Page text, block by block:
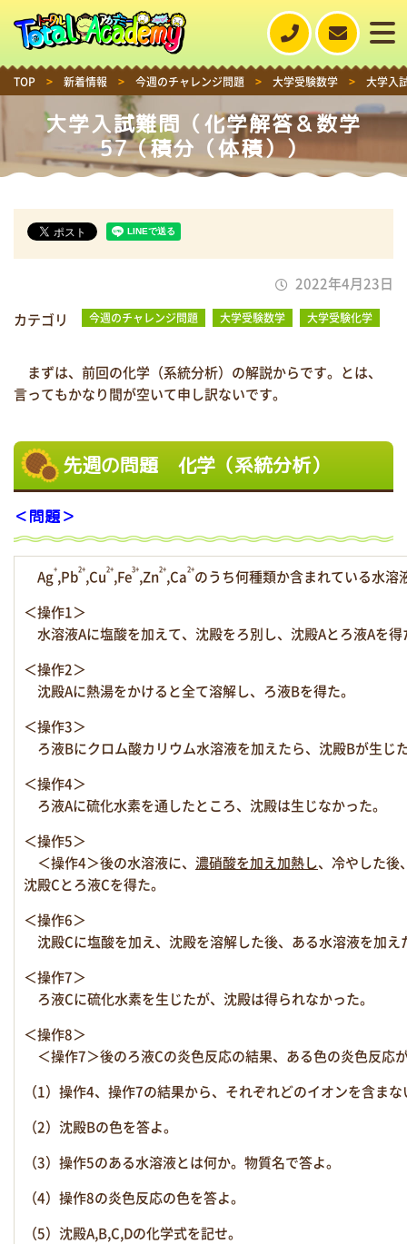
TOP > 新着情報 > 今週のチャレンジ問題 > 大学受験数学 > 大学入
大学入試難問（化学解答＆数学
57（積分（体積））
2022年4月23日
カテゴリ
今週のチャレンジ問題 大学受験数学 大学受験化学
まずは、前回の化学（系統分析）の解説からです。とは、
言ってもかなり間が空いて申し訳ないです。
先週の問題 化学（系統分析）
＜問題＞
Ag+,Pb2+,Cu2+,Fe3+,Zn2+,Ca2+のうち何種類か含まれている水
＜操作1＞
水溶液Aに塩酸を加えて、沈殿をろ別し、沈殿Aとろ液Aを得
＜操作2＞
沈殿Aに熱湯をかけると全て溶解し、ろ液Bを得た。
＜操作3＞
ろ液Bにクロム酸カリウム水溶液を加えたら、沈殿Bが生じ
＜操作4＞
ろ液Aに硫化水素を通したところ、沈殿は生じなかった。
＜操作5＞
＜操作4＞後の水溶液に、 濃硝酸を加え加熱し、冷やした後
沈殿Cとろ液Cを得た。
＜操作6＞
沈殿Cに塩酸を加え、沈殿を溶解した後、ある水溶液を加
＜操作7＞
ろ液Cに硫化水素を生じたが、沈殿は得られなかった。
＜操作8＞
＜操作7＞後のろ液Cの炎色反応の結果、ある色の炎色反応
（1）操作4、操作7の結果から、それぞれどのイオンを含ま
（2）沈殿Bの色を答よ。
（3）操作5のある水溶液とは何か。物質名で答よ。
（4）操作8の炎色反応の色を答よ。
（5）沈殿A,B,C,Dの化学式を記せ。